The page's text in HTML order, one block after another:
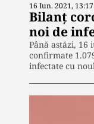
16 Iun. 2021, 13:17
Bilanț
noi de
Până astăzi, 16
confirmate
infectate cu